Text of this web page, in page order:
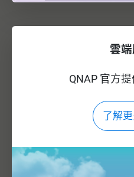
雲
QNAP 官方
了解